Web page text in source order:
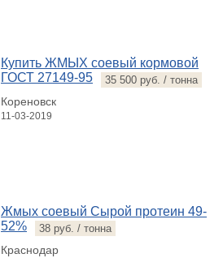
Купить ЖМЫХ соевый кормовой
ГОСТ 27149-95
35 500 руб. / тонна
Кореновск
11-03-2019
Жмых соевый Сырой протеин 49-
52%
38 руб. / тонна
Краснодар